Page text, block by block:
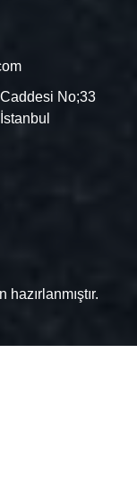
No;33
hazırlanmıştır.